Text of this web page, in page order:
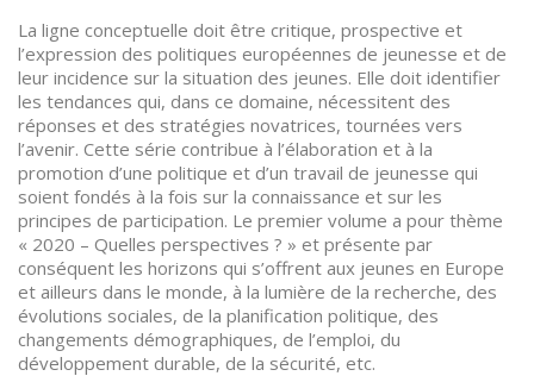
La ligne conceptuelle doit être critique, prospective et
l’expression des politiques européennes de jeunesse et de
leur incidence sur la situation des jeunes. Elle doit identifier
les tendances qui, dans ce domaine, nécessitent des
réponses et des stratégies novatrices, tournées vers
l’avenir. Cette série contribue à l’élaboration et à la
promotion d’une politique et d’un travail de jeunesse qui
soient fondés à la fois sur la connaissance et sur les
principes de participation. Le premier volume a pour thème
« 2020 – Quelles perspectives ? » et présente par
conséquent les horizons qui s’offrent aux jeunes en Europe
et ailleurs dans le monde, à la lumière de la recherche, des
évolutions sociales, de la planification politique, des
changements démographiques, de l’emploi, du
développement durable, de la sécurité, etc.